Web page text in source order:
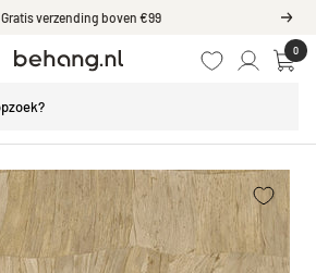
Gratis verzending boven €99
0
Behang.nl